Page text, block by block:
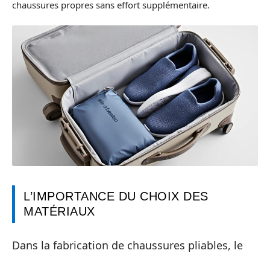
chaussures propres sans effort supplémentaire.
L’IMPORTANCE DU CHOIX DES
MATÉRIAUX
Dans la fabrication de chaussures pliables, le